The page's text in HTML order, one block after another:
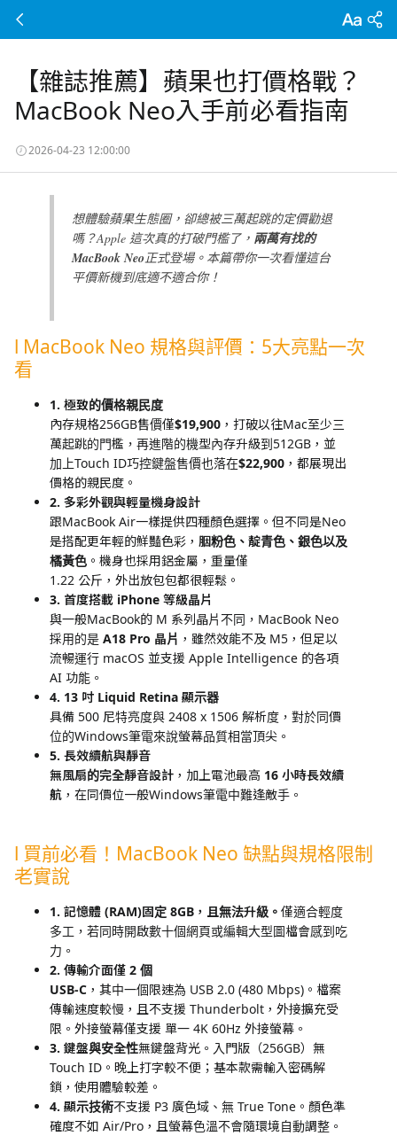
【雜誌推薦】蘋果也打價格戰？
MacBook Neo入手前必看指南
2026-04-23 12:00:00
想體驗蘋果生態圈，卻總被三萬起跳的定價勸退
嗎？Apple 這次真的打破門檻了， 兩萬有找的
MacBook Neo 正式登場。本篇帶你一次看懂這台
平價新機到底適不適合你！
l MacBook Neo 規格與評價：5大亮點一次
看
1. 極致的價格親民度
內存規格256GB售價僅$19,900 ，打破以往Mac至少三
萬起跳的門檻，再進階的機型內存升級到512GB，並
加上Touch ID巧控鍵盤售價也落在$22,900 ，都展現出
價格的親民度。
2. 多彩外觀與輕量機身設計
跟MacBook Air一樣提供四種顏色選擇。但不同是Neo
是搭配更年輕的鮮豔色彩， 胭粉色、靛青色、銀色以及
橘黃色 。機身也採用鋁金屬，重量僅
1.22 公斤，外出放包包都很輕鬆。
3. 首度搭載 iPhone 等級晶片
與一般MacBook的 M 系列晶片不同，MacBook Neo
採用的是 A18 Pro 晶片 ，雖然效能不及 M5，但足以
流暢運行 macOS 並支援 Apple Intelligence 的各項
AI 功能。
4. 13 吋 Liquid Retina 顯示器
具備 500 尼特亮度與 2408 x 1506 解析度，對於同價
位的Windows筆電來說螢幕品質相當頂尖。
5. 長效續航與靜音
無風扇的完全靜音設計 ，加上電池最高 16 小時長效續
航 ，在同價位一般Windows筆電中難逢敵手。
l 買前必看！MacBook Neo 缺點與規格限制
老實說
1. 記憶體 (RAM)固定 8GB，且無法升級。 僅適合輕度
多工，若同時開啟數十個網頁或編輯大型圖檔會感到吃
力。
2. 傳輸介面僅 2 個
USB-C ，其中一個限速為 USB 2.0 (480 Mbps)。檔案
傳輸速度較慢，且不支援 Thunderbolt，外接擴充受
限。外接螢幕僅支援 單一 4K 60Hz 外接螢幕。
3. 鍵盤與安全性無鍵盤背光。入門版（256GB）無
Touch ID。晚上打字較不便；基本款需輸入密碼解
鎖，使用體驗較差。
4. 顯示技術不支援 P3 廣色域、無 True Tone。顏色準
確度不如 Air/Pro，且螢幕色溫不會隨環境自動調整。